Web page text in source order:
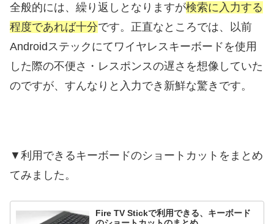
全般的には、繰り返しとなりますが検索に入力する
程度であれば十分です。正直なところでは、以前
Androidステックにてワイヤレスキーボードを使用
した際の不便さ・レスポンスの遅さを想像していた
のですが、すんなりと入力でき新鮮な驚きです。
▼利用できるキーボードのショートカットをまとめ
てみました。
Fire TV Stickで利用できる、キーボード